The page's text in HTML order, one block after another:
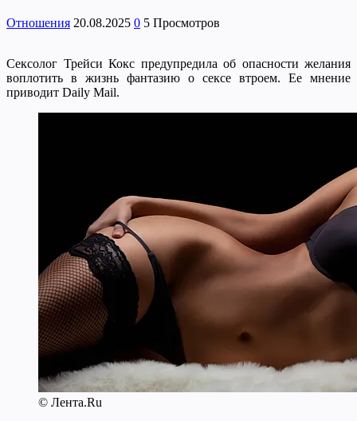
Отношения 20.08.2025 0 5 Просмотров
Сексолог Трейси Кокс предупредила об опасности желания
воплотить в жизнь фантазию о сексе втроем. Ее мнение
приводит Daily Mail.
© Лента.Ru